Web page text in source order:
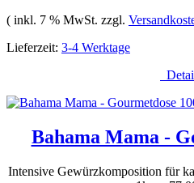
( inkl. 7 % MwSt. zzgl.
Lieferzeit: 3-4 Werktage
Bahama Mama -
Intensive Gewürzkomposition für